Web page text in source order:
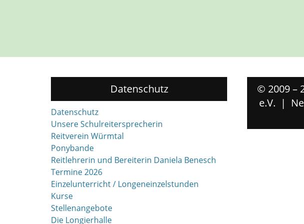
Datenschutz
Datenschutz
Unsere Schulreitersprecherin
Reitverein Würmtal
Ponybande
Reitlehrerin und Bereiterin Daniela Benesch
Termine 2026
Einzelunterricht / Longeneinzelstunden
Kurse
Stellenangebote
Die Longierhalle
© 2009 –
e.V. |